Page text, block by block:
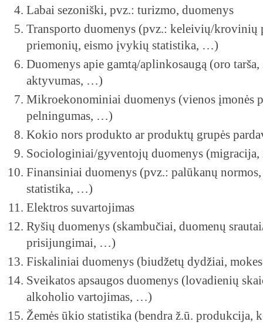
Labai sezoniški, pvz.: turizmo, duomenys
Transporto duomenys (pvz.: keleivių/krovinių
priemonių, eismo įvykių statistika, …)
Duomenys apie gamtą/aplinkosaugą (oro tarša,
aktyvumas, …)
Mikroekonominiai duomenys (vienos įmonės
pelningumas, …)
Kokio nors produkto ar produktų grupės
Sociologiniai/gyventojų duomenys
Finansiniai duomenys (pvz.: palūkanų
statistika, …)
Elektros suvartojimas
Ryšių duomenys (skambučiai, duomenų
prisijungimai, …)
Fiskaliniai duomenys (biudžetų dydžiai,
Sveikatos apsaugos duomenys (lovadienių
alkoholio vartojimas, …)
Žemės ūkio statistika (bendra ž.ū. produkcija,